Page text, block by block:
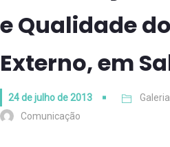
e Qualidade
Externo, em
24 de julho de 2013
Comunicação